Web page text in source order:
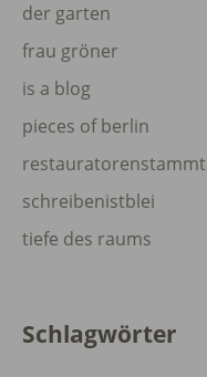
der garten
frau gröner
is a blog
pieces of berlin
schreibenistblei
tiefe des raums
Schlagwörter